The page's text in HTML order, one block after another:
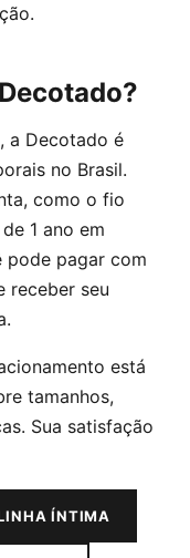
a Decotado é
no Brasil.
como o fio
1 ano em
pode pagar com
receber seu
está
tamanhos,
Sua satisfação
ÍNTIMA